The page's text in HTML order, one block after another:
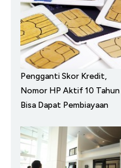
Pengganti Skor Kredit,
Nomor HP Aktif 10 Tahun
Bisa Dapat Pembiayaan